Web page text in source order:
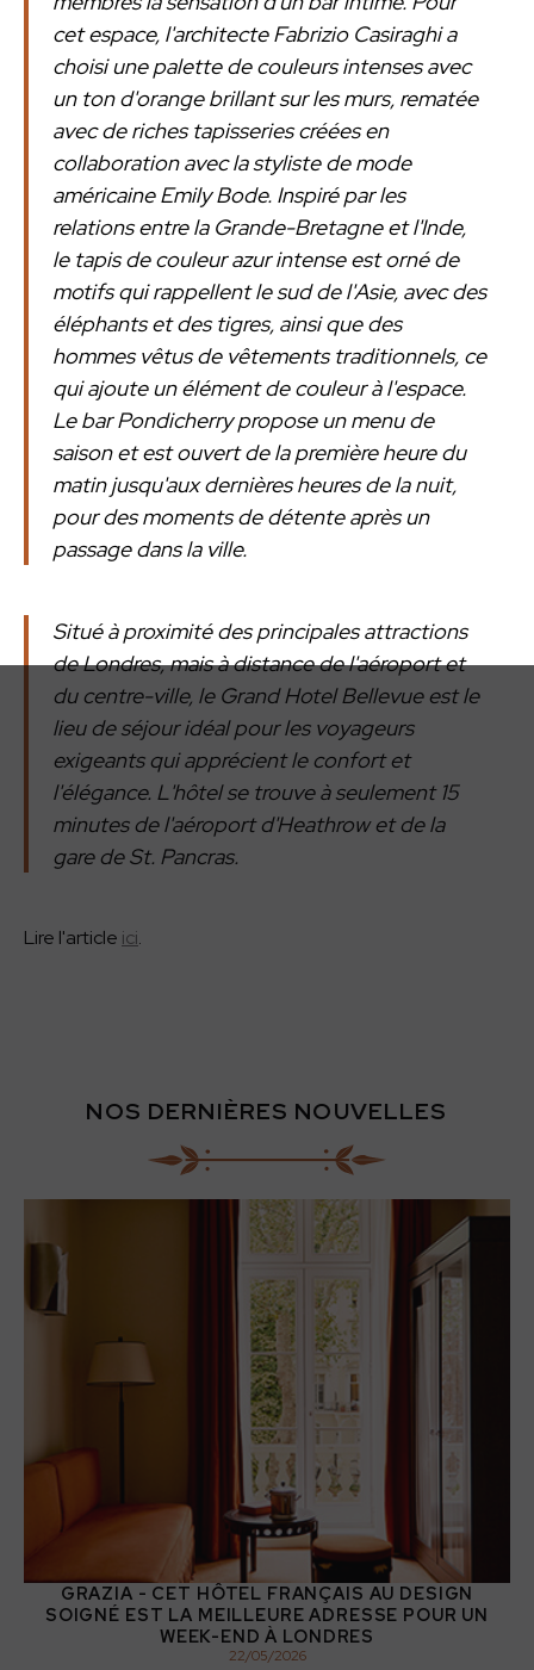
cet espace, l'architecte Fabrizio Casiraghi a
choisi une palette de couleurs intenses avec
un ton d'orange brillant sur les murs, rematée
avec de riches tapisseries créées en
collaboration avec la styliste de mode
américaine Emily Bode. Inspiré par les
relations entre la Grande-Bretagne et l'Inde,
le tapis de couleur azur intense est orné de
motifs qui rappellent le sud de l'Asie, avec des
éléphants et des tigres, ainsi que des
hommes vêtus de vêtements traditionnels, ce
qui ajoute un élément de couleur à l'espace.
Le bar Pondicherry propose un menu de
saison et est ouvert de la première heure du
matin jusqu'aux dernières heures de la nuit,
pour des moments de détente après un
passage dans la ville.
Situé à proximité des principales attractions
de Londres, mais à distance de l'aéroport et
du centre-ville, le Grand Hotel Bellevue est le
lieu de séjour idéal pour les voyageurs
exigeants qui apprécient le confort et
l'élégance. L'hôtel se trouve à seulement 15
minutes de l'aéroport d'Heathrow et de la
gare de St. Pancras.
Lire l'article ici.
NOS DERNIÈRES NOUVELLES
GRAZIA - CET HÔTEL FRANÇAIS AU DESIGN
SOIGNÉ EST LA MEILLEURE ADRESSE POUR UN
WEEK-END À LONDRES
22/05/2026